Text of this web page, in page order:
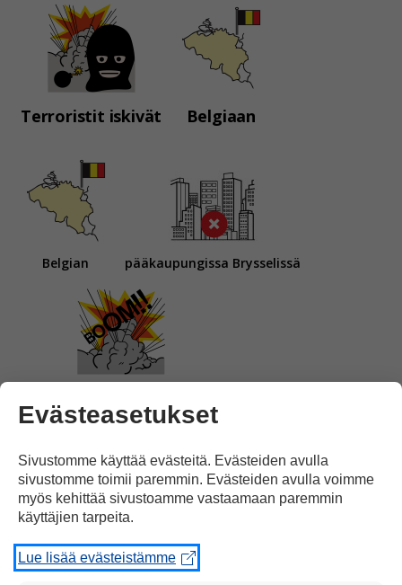
Terroristit iskivät Belgiaan
Belgian pääkaupungissa Brysselissä
Evästeasetukset
Sivustomme käyttää evästeitä. Evästeiden avulla
sivustomme toimii paremmin. Evästeiden avulla voimme
myös kehittää sivustoamme vastaamaan paremmin
käyttäjien tarpeita.
Lue lisää evästeistämme